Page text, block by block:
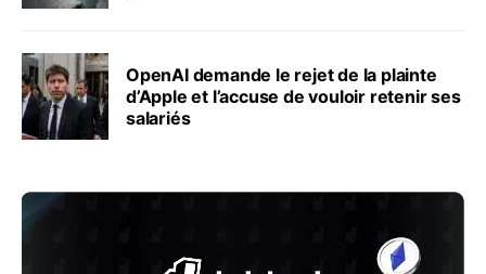
OpenAI demande le rejet de la plainte
d’Apple et l’accuse de vouloir retenir ses
salariés